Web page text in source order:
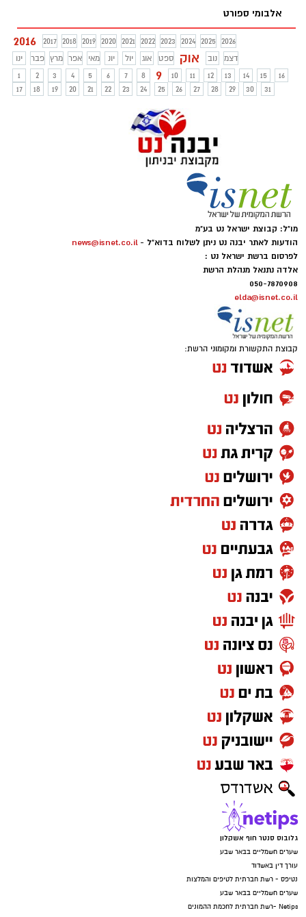
אלבומי ספורט
2016 2017 2018 2019 2020 2021 2022 2023 2024 2025
2026
ינו
פבר מרץ אפר מאי יונ יול אוג ספט אוק נוב
דצמ
1
2 3 4 5 6 7 8 9 10 11 12 13 14 15
16
17
18 19 20 21 22 23 24 25 26 27 28 29 30 31
מו"ל: קבוצת ישראל נט בע"מ
הודעות לאתר יבנה נט ניתן לשלוח בדוא"ל - news@isnet.co.il
לפרסום ברשת ישראל נט :
אלדה נתנאל מנהלת הרשת
050-7870908
elda@isnet.co.il
קבוצת התקשורת ומקומוני הרשת:
גלובוס סנטר חוף אשקלון
שערים חשמליים בבאר שבע
עורך דין באשדוד
נטיפס - רשת חברתית לטיפים והמלצות
שערים חשמליים בבאר שבע
Netips -רשת חברתית לחכמת ההמונים